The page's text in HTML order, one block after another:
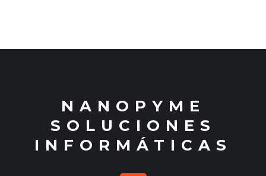
NANOPYME
SOLUCIONES
INFORMÁTICAS